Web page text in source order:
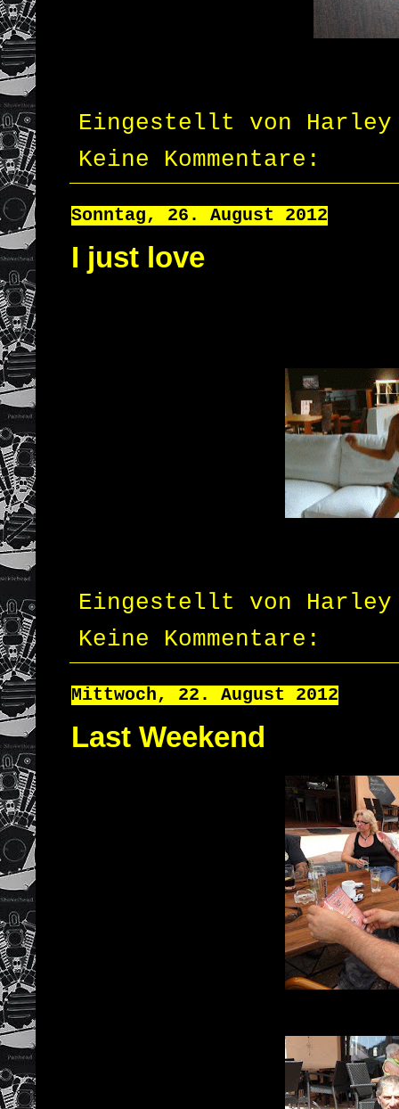
Eingestellt von
Keine Kommentare:
Sonntag, 26. August 2012
I just love
Eingestellt von
Keine Kommentare:
Mittwoch, 22. August 2012
Last Weekend